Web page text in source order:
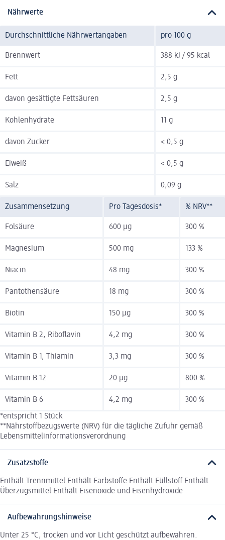
Nährwerte
Durchschnittliche Nährwertangaben pro 100 g
Brennwert 388 kJ / 95 kcal
Fett 2,5 g
davon gesättigte Fettsäuren 2,5 g
Kohlenhydrate 11 g
davon Zucker < 0,5 g
Eiweiß < 0,5 g
Salz 0,09 g
Zusammensetzung Pro Tagesdosis* % NRV**
Folsäure 600 µg 300 %
Magnesium 500 mg 133 %
Niacin 48 mg 300 %
Pantothensäure 18 mg 300 %
Biotin 150 µg 300 %
Vitamin B 2, Riboflavin 4,2 mg 300 %
Vitamin B 1, Thiamin 3,3 mg 300 %
Vitamin B 12 20 µg 800 %
Vitamin B 6 4,2 mg 300 %
*entspricht 1 Stück
**Nährstoffbezugswerte (NRV) für die tägliche Zufuhr gemäß
Lebensmittelinformationsverordnung
Zusatzstoffe
Enthält Trennmittel Enthält Farbstoffe Enthält Füllstoff Enthält
Überzugsmittel Enthält Eisenoxide und Eisenhydroxide
Aufbewahrungshinweise
Unter 25 °C, trocken und vor Licht geschützt aufbewahren.